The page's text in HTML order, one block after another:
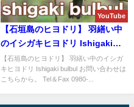
YouTube
【石垣島のヒヨドリ】 羽繕い中
のイシガキヒヨドリ Ishigaki
bulbul
【石垣島のヒヨドリ】 羽繕い中のイシガ
キヒヨドリ Ishigaki bulbul お問い合わせは
こちらから。 Tel＆Fax 0980-...